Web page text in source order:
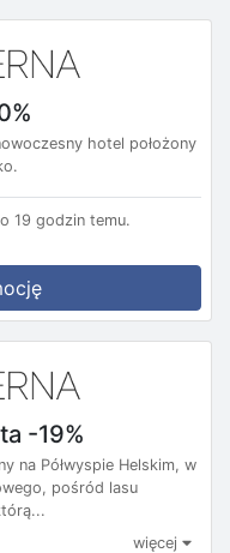
hotel położony
19 godzin temu.
-19%
na Półwyspie Helskim, w
pośród lasu
więcej